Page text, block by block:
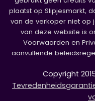
plaatst op Slipjesmarkt,
van de verkoper niet op
van deze website is
Voorwaarden en
aanvullende
Copyright